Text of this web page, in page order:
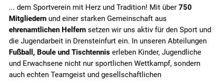
... dem Sportverein mit Herz und Tradition! Mit über 750
Mitgliedernund einer starken Gemeinschaft aus
ehrenamtlichen Helfernsetzen wir uns aktiv für den Sport und
die Jugendarbeit in Drensteinfurt ein. In unseren Abteilungen
Fußball, Boule und Tischtenniserleben Kinder, Jugendliche
und Erwachsene nicht nur sportlichen Wettkampf, sondern
auch echten Teamgeist und gesellschaftlichen